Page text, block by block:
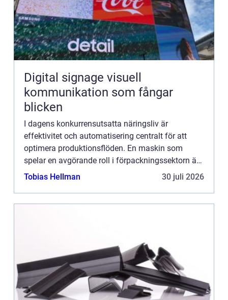
Digital signage visuell
kommunikation som fångar
blicken
I dagens konkurrensutsatta näringsliv är
effektivitet och automatisering centralt för att
optimera produktionsflöden. En maskin som
spelar en avgörande roll i förpackningssektorn är
kartongresaren. Denna maskin har ...
Tobias Hellman 30 juli 2026